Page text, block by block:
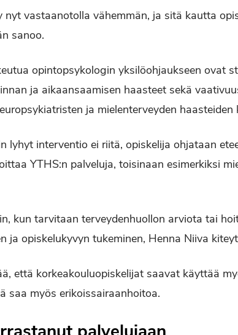
nyt vastaanotolla vähemmän, ja sitä kautta
sanoo.
opintopsykologin yksilöohjaukseen ovat
ja aikaansaamisen haasteet sekä
ja mielenterveyden haasteiden
lyhyt interventio ei riitä, opiskelija ohjataan
YTHS:n palveluja, toisinaan esimerkiksi
kun tarvitaan terveydenhuollon arviota tai
ja opiskelukyvyn tukeminen, Henna Niiva
että korkeakouluopiskelijat saavat käyttää
saa myös erikoissairaanhoitoa.